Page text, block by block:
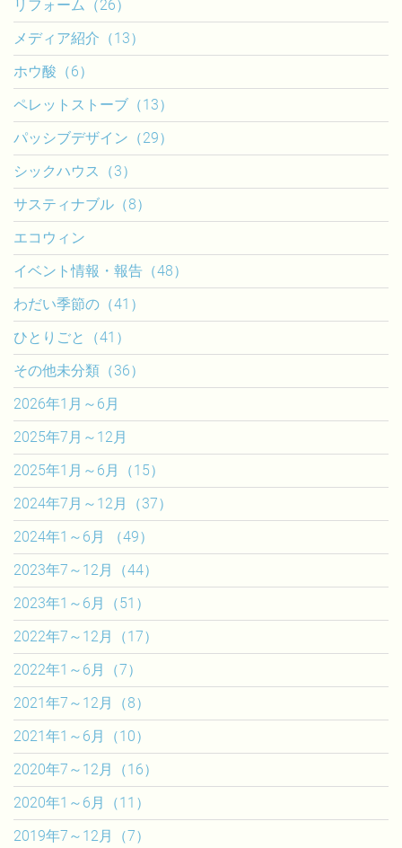
リフォーム（26）
メディア紹介（13）
ホウ酸（6）
ペレットストーブ（13）
パッシブデザイン（29）
シックハウス（3）
サスティナブル（8）
エコウィン
イベント情報・報告（48）
わだい季節の（41）
ひとりごと（41）
その他未分類（36）
2026年1月～6月
2025年7月～12月
2025年1月～6月（15）
2024年7月～12月（37）
2024年1～6月 （49）
2023年7～12月（44）
2023年1～6月（51）
2022年7～12月（17）
2022年1～6月（7）
2021年7～12月（8）
2021年1～6月（10）
2020年7～12月（16）
2020年1～6月（11）
2019年7～12月（7）